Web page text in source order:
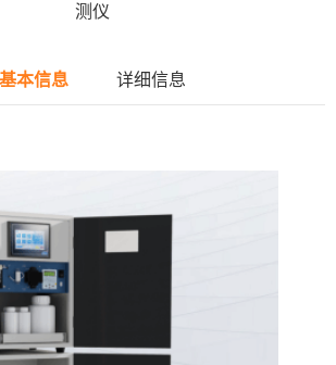
测仪
基本信息 详细信息